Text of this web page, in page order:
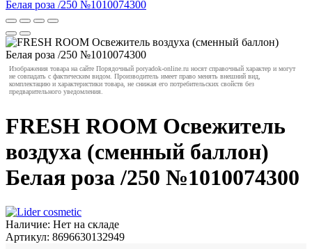
Изображения товара на сайте Порядочный poryadok-online.ru носят справочный характер и могут
не совпадать с фактическим видом. Производитель имеет право менять внешний вид,
комплектацию и характеристики товара, не снижая его потребительских свойств без
предварительного уведомления.
FRESH ROOM Освежитель
воздуха (сменный баллон)
Белая роза /250 №1010074300
Наличие: Нет на складе
Артикул: 8696630132949